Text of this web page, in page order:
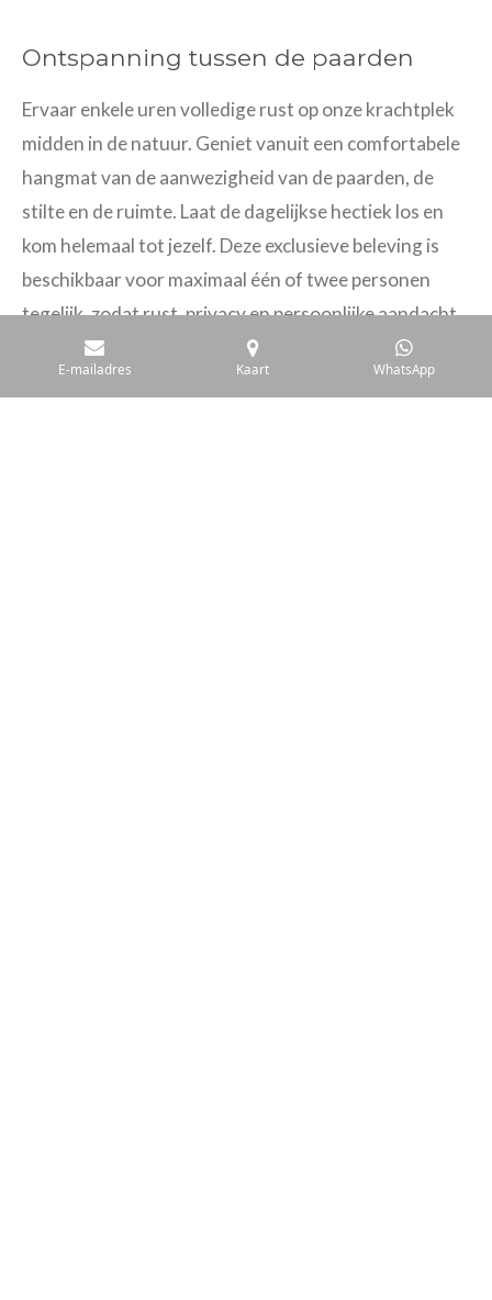
Ontspanning tussen de paarden
Ervaar enkele uren volledige rust op onze krachtplek
midden in de natuur. Geniet vanuit een comfortabele
hangmat van de aanwezigheid van de paarden, de
stilte en de ruimte. Laat de dagelijkse hectiek los en
kom helemaal tot jezelf. Deze exclusieve beleving is
beschikbaar voor maximaal één of twee personen
tegelijk, zodat rust, privacy en persoonlijke aandacht
gewaarborgd blijven.
E-mailadres Kaart WhatsApp